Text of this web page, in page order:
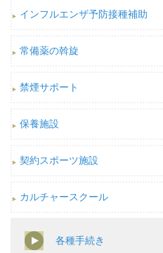
インフルエンザ予防接種補助
常備薬の斡旋
禁煙サポート
保養施設
契約スポーツ施設
カルチャースクール
各種手続き